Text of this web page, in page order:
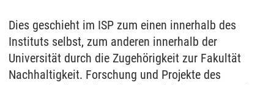
Dies geschieht im ISP zum einen innerhalb des
Instituts selbst, zum anderen innerhalb der
Universität durch die Zugehörigkeit zur Fakultät
Nachhaltigkeit. Forschung und Projekte des